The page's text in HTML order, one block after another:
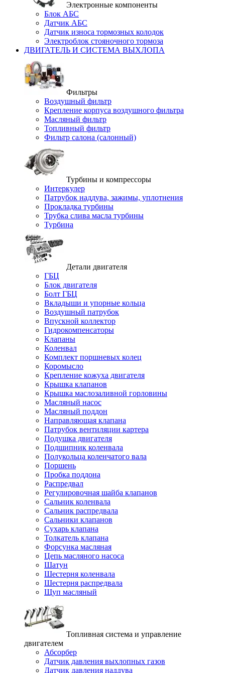
Электронные компоненты
Блок АБС
Датчик АБС
Датчик износа тормозных колодок
Электроблок стояночного тормоза
ДВИГАТЕЛЬ И СИСТЕМА ВЫХЛОПА
Фильтры
Воздушный фильтр
Крепление корпуса воздушного фильтра
Масляный фильтр
Топливный фильтр
Фильтр салона (салонный)
Турбины и компрессоры
Интеркулер
Патрубок наддува, зажимы, уплотнения
Прокладка турбины
Трубка слива масла турбины
Турбина
Детали двигателя
ГБЦ
Блок двигателя
Болт ГБЦ
Вкладыши и упорные кольца
Воздушный патрубок
Впускной коллектор
Гидрокомпенсаторы
Клапаны
Коленвал
Комплект поршневых колец
Коромысло
Крепление кожуха двигателя
Крышка клапанов
Крышка маслозаливной горловины
Масляный насос
Масляный поддон
Направляющая клапана
Патрубок вентиляции картера
Подушка двигателя
Подшипник коленвала
Полукольца коленчатого вала
Поршень
Пробка поддона
Распредвал
Регулировочная шайба клапанов
Сальник коленвала
Сальник распредвала
Сальники клапанов
Сухарь клапана
Толкатель клапана
Форсунка масляная
Цепь масляного насоса
Шатун
Шестерня коленвала
Шестерня распредвала
Щуп масляный
Топливная система и управление
двигателем
Абсорбер
Датчик давления выхлопных газов
Датчик давления наддува